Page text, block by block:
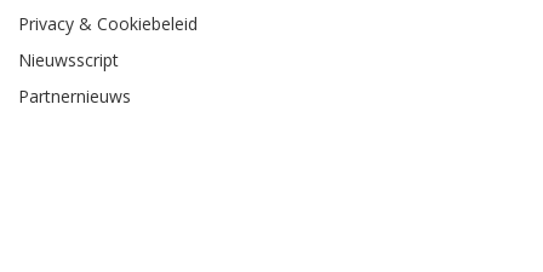
Privacy & Cookiebeleid
Nieuwsscript
Partnernieuws